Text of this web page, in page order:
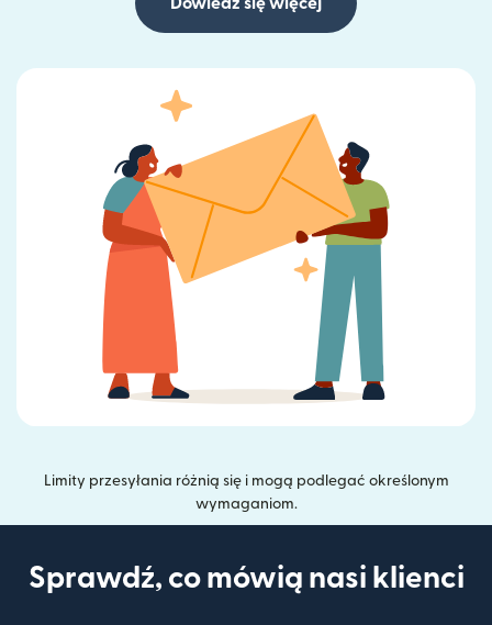
Limity przesyłania różnią się i mogą podlegać określonym
wymaganiom.
Sprawdź, co mówią nasi klienci